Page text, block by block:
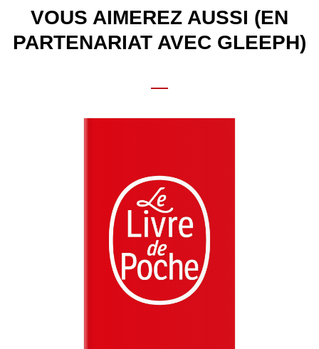
VOUS AIMEREZ AUSSI (EN
PARTENARIAT AVEC GLEEPH)